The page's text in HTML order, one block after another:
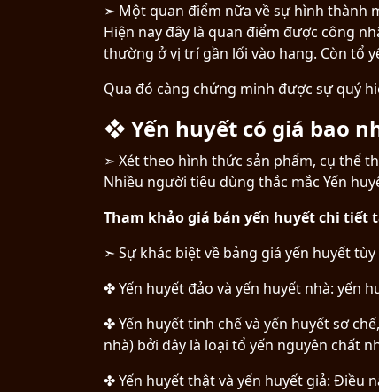
➣ Một quan điểm nữa về sự hình thành
Hiện nay đây là quan điểm được công
thường ở vị trí gần lối vào hang. Còn tổ
Qua đó càng chứng minh được sự quý
❖ Yến huyết có giá bao
➣ Xét theo hình thức sản phẩm, cụ thể
Nhiều người tiêu dùng thắc mắc Yến
Tham khảo giá bán yến huyết chi tiết
➣ Sự khác biệt về bảng giá yến huyết
✤ Yến huyết đảo và yến huyết nhà: yến
✤ Yến huyết tinh chế và yến huyết sơ
nhà) bởi đây là loại tổ yến nguyên chất
✤ Yến huyết thật và yến huyết giả: Điều